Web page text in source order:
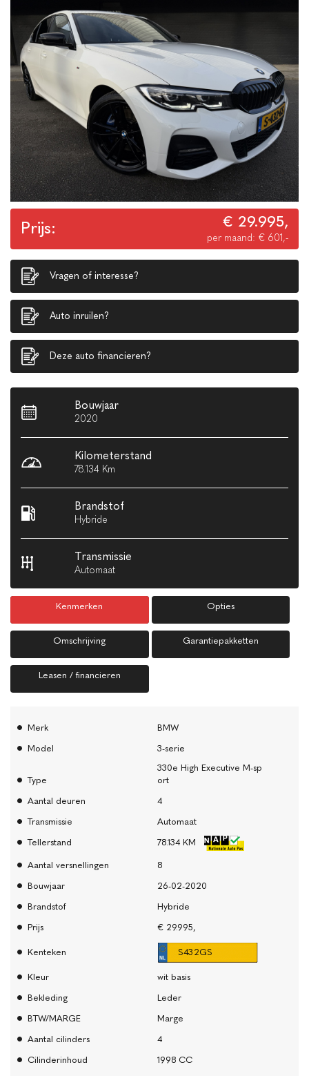
Prijs: € 29.995,
per maand: € 601,-
Vragen of interesse?
Auto inruilen?
Deze auto financieren?
Bouwjaar
2020
Kilometerstand
78.134 Km
Brandstof
Hybride
Transmissie
Automaat
Kenmerken Opties
Omschrijving Garantiepakketten
Leasen / financieren
Merk
BMW
Model
3-serie
Type
330e High Executive M-sp
ort
Aantal deuren
4
Transmissie
Automaat
Tellerstand
78.134 KM
Aantal versnellingen
8
Bouwjaar
26-02-2020
Brandstof
Hybride
Prijs
€ 29.995,
Kenteken S432GS
Kleur
wit basis
Bekleding
Leder
BTW/MARGE
Marge
Aantal cilinders
4
Cilinderinhoud
1998 CC